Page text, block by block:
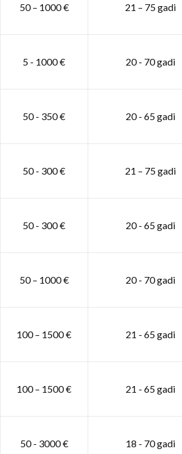
50 – 1000 € 21 – 75 gadi
5 - 1000 € 20 - 70 gadi
50 - 350 € 20 - 65 gadi
50 - 300 € 21 – 75 gadi
50 - 300 € 20 - 65 gadi
50 – 1000 € 20 - 70 gadi
100 – 1500 € 21 - 65 gadi
100 – 1500 € 21 - 65 gadi
50 - 3000 € 18 - 70 gadi